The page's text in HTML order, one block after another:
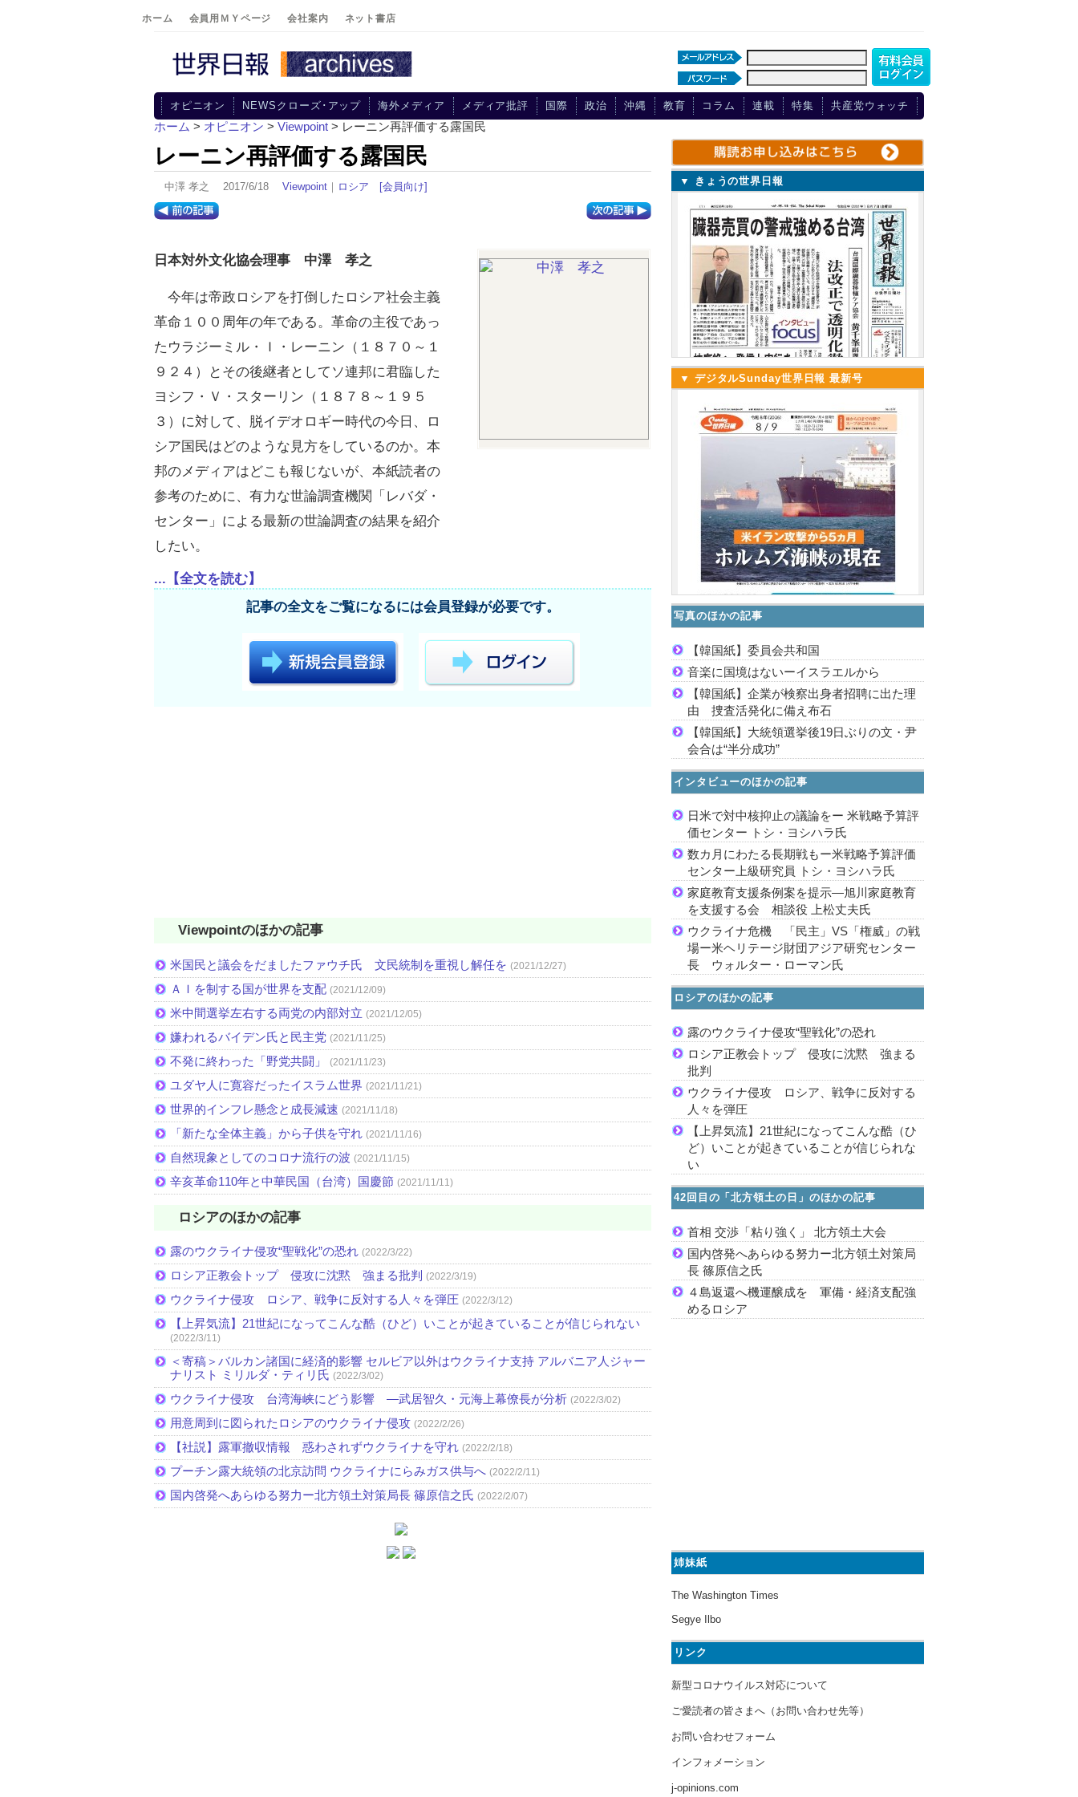
ホーム 会員用ＭＹページ 会社案内 ネット書店
オピニオン NEWSクローズ･アップ 海外メディア メディア批評 国際 政治 沖縄 教育 コラム 連載 特集 共産党ウォッチ
ホーム > オピニオン > Viewpoint > レーニン再評価する露国民
レーニン再評価する露国民
中澤 孝之 2017/6/18 Viewpoint ｜ ロシア [会員向け]
日本対外文化協会理事 中澤 孝之
今年は帝政ロシアを打倒したロシア社会主義
革命１００周年の年である。革命の主役であっ
たウラジーミル・Ｉ・レーニン（１８７０～１
９２４）とその後継者としてソ連邦に君臨した
ヨシフ・Ｖ・スターリン（１８７８～１９５
３）に対して、脱イデオロギー時代の今日、ロ
シア国民はどのような見方をしているのか。本
邦のメディアはどこも報じないが、本紙読者の
参考のために、有力な世論調査機関「レバダ・
センター」による最新の世論調査の結果を紹介
したい。
...【全文を読む】
記事の全文をご覧になるには会員登録が必要です。
Viewpointのほかの記事
米国民と議会をだましたファウチ氏 文民統制を重視し解任を (2021/12/27)
ＡＩを制する国が世界を支配 (2021/12/09)
米中間選挙左右する両党の内部対立 (2021/12/05)
嫌われるバイデン氏と民主党 (2021/11/25)
不発に終わった「野党共闘」 (2021/11/23)
ユダヤ人に寛容だったイスラム世界 (2021/11/21)
世界的インフレ懸念と成長減速 (2021/11/18)
「新たな全体主義」から子供を守れ (2021/11/16)
自然現象としてのコロナ流行の波 (2021/11/15)
辛亥革命110年と中華民国（台湾）国慶節 (2021/11/11)
ロシアのほかの記事
露のウクライナ侵攻“聖戦化”の恐れ (2022/3/22)
ロシア正教会トップ 侵攻に沈黙 強まる批判 (2022/3/19)
ウクライナ侵攻 ロシア、戦争に反対する人々を弾圧 (2022/3/12)
【上昇気流】21世紀になってこんな酷（ひど）いことが起きていることが信じられない
(2022/3/11)
＜寄稿＞バルカン諸国に経済的影響 セルビア以外はウクライナ支持 アルバニア人ジャー
ナリスト ミリルダ・ティリ氏 (2022/3/02)
ウクライナ侵攻 台湾海峡にどう影響 ―武居智久・元海上幕僚長が分析 (2022/3/02)
用意周到に図られたロシアのウクライナ侵攻 (2022/2/26)
【社説】露軍撤収情報 惑わされずウクライナを守れ (2022/2/18)
プーチン露大統領の北京訪問 ウクライナにらみガス供与へ (2022/2/11)
国内啓発へあらゆる努力ー北方領土対策局長 篠原信之氏 (2022/2/07)
▼ きょうの世界日報
▼ デジタルSunday世界日報 最新号
写真のほかの記事
【韓国紙】委員会共和国
音楽に国境はないーイスラエルから
【韓国紙】企業が検察出身者招聘に出た理
由 捜査活発化に備え布石
【韓国紙】大統領選挙後19日ぶりの文・尹
会合は“半分成功”
インタビューのほかの記事
日米で対中核抑止の議論をー 米戦略予算評
価センター トシ・ヨシハラ氏
数カ月にわたる長期戦もー米戦略予算評価
センター上級研究員 トシ・ヨシハラ氏
家庭教育支援条例案を提示―旭川家庭教育
を支援する会 相談役 上松丈夫氏
ウクライナ危機 「民主」VS「権威」の戦
場ー米ヘリテージ財団アジア研究センター
長 ウォルター・ローマン氏
ロシアのほかの記事
露のウクライナ侵攻“聖戦化”の恐れ
ロシア正教会トップ 侵攻に沈黙 強まる
批判
ウクライナ侵攻 ロシア、戦争に反対する
人々を弾圧
【上昇気流】21世紀になってこんな酷（ひ
ど）いことが起きていることが信じられな
い
42回目の「北方領土の日」のほかの記事
首相 交渉「粘り強く」 北方領土大会
国内啓発へあらゆる努力ー北方領土対策局
長 篠原信之氏
４島返還へ機運醸成を 軍備・経済支配強
めるロシア
姉妹紙
The Washington Times
Segye Ilbo
リンク
新型コロナウイルス対応について
ご愛読者の皆さまへ（お問い合わせ先等）
お問い合わせフォーム
インフォメーション
j-opinions.com